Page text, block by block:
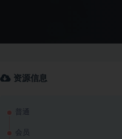
资源信息
普通
会员